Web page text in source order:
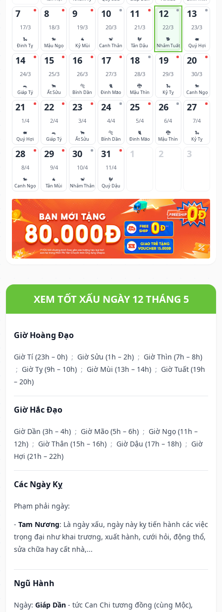
7
17/3
🐍
Đinh Tỵ
8
18/3
🐎
Mậu Ngọ
9
19/3
🐐
Kỷ Mùi
10
20/3
🐒
Canh Thân
11
21/3
🐓
Tân Dậu
12
22/3
🐕
Nhâm Tuất
13
23/3
🐖
Quý Hợi
14
24/3
🐀
Giáp Tý
15
25/3
🐂
Ất Sửu
16
26/3
🐅
Bính Dần
17
27/3
🐈
Đinh Mão
18
28/3
🐉
Mậu Thìn
19
29/3
🐍
Kỷ Tỵ
20
30/3
🐎
Canh Ngọ
21
1/4
🐖
Quý Hợi
22
2/4
🐀
Giáp Tý
23
3/4
🐂
Ất Sửu
24
4/4
🐅
Bính Dần
25
5/4
🐈
Đinh Mão
26
6/4
🐉
Mậu Thìn
27
7/4
🐍
Kỷ Tỵ
28
8/4
🐎
Canh Ngọ
29
9/4
🐐
Tân Mùi
30
10/4
🐒
Nhâm Thân
31
11/4
🐓
Quý Dậu
1 2 3
XEM TỐT XẤU NGÀY 12 THÁNG 5
Giờ Hoàng Đạo
Giờ Tí (23h – 0h) ; Giờ Sửu (1h – 2h) ; Giờ Thìn (7h – 8h)
; Giờ Tỵ (9h – 10h) ; Giờ Mùi (13h – 14h) ; Giờ Tuất (19h
– 20h)
Giờ Hắc Đạo
Giờ Dần (3h – 4h) ; Giờ Mão (5h – 6h) ; Giờ Ngọ (11h –
12h) ; Giờ Thân (15h – 16h) ; Giờ Dậu (17h – 18h) ; Giờ
Hợi (21h – 22h)
Các Ngày Kỵ
Phạm phải ngày:
- Tam Nương: Là ngày xấu, ngày này kỵ tiến hành các việc
trọng đại như khai trương, xuất hành, cưới hỏi, động thổ,
sửa chữa hay cất nhà,...
Ngũ Hành
Ngày: Giáp Dần - tức Can Chi tương đồng (cùng Mộc),